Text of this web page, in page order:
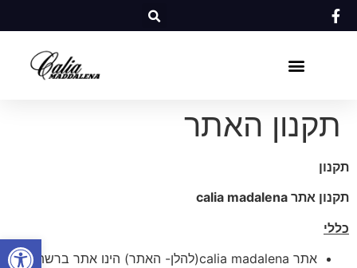
פתח
תקנון האתר
תקנון
תקנון אתר calia madalena
כללי
אתר calia madalena(להלן- האתר) הינו אתר ברשת